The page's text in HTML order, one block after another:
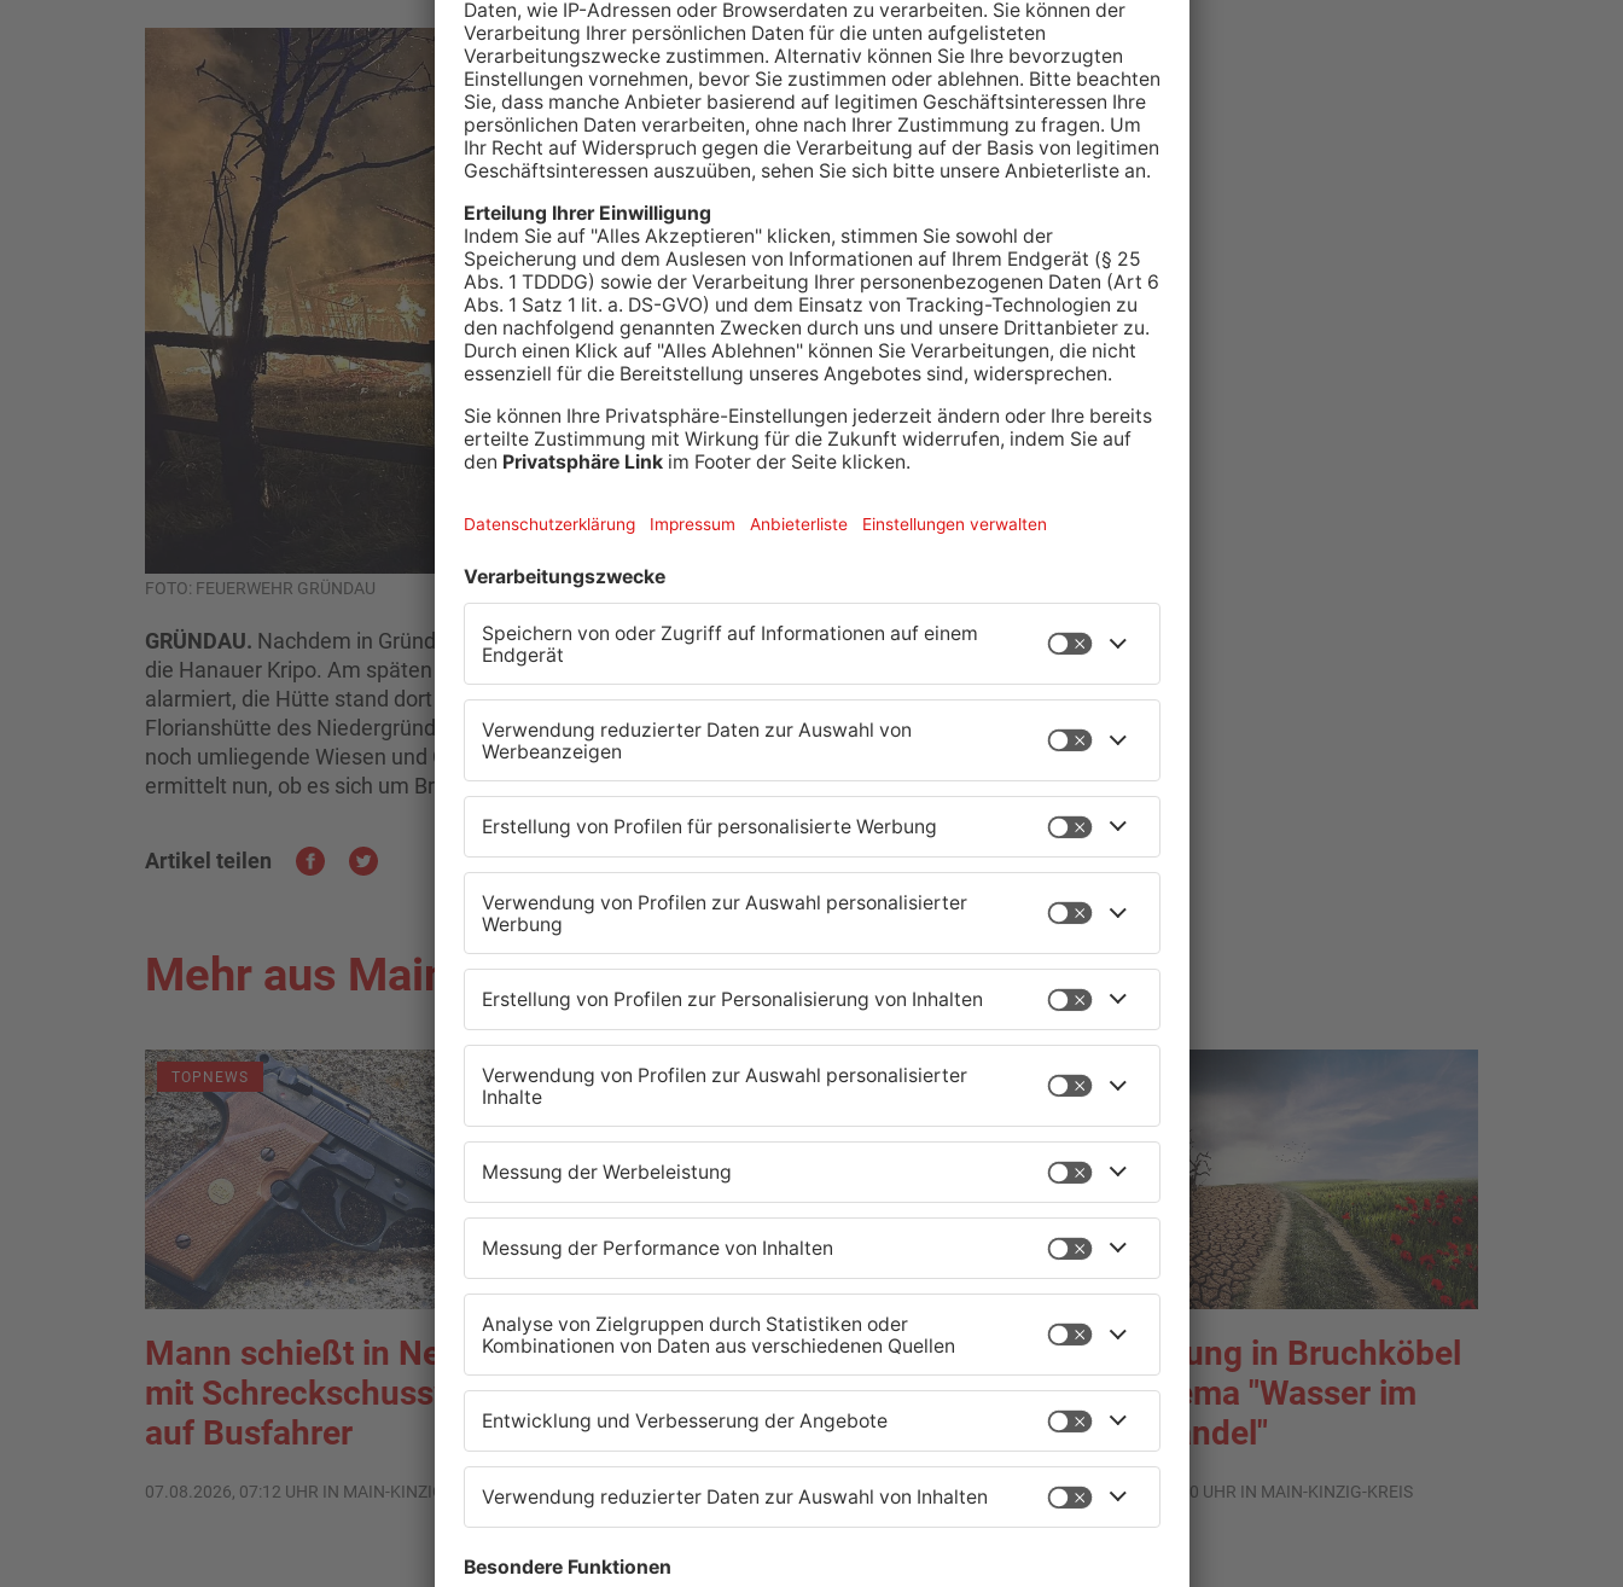
FOTO: FEUERWEHR GRÜNDAU
GRÜNDAU. Nachdem in Gründau eine Wanderhütte komplett abgebrannt ist, ermittelt jetzt
die Hanauer Kripo. Am späten Mittwochabend wurde die Feuerwehr nach Niedergründau
alarmiert, die Hütte stand dort bereits lichterloh in Flammen. Es handelte sich um die
Florianshütte des Niedergründauer Feuerwehrvereins - 30 Feuerwehrleute konnten nur
noch umliegende Wiesen und Gestrüpp vor dem Übergreifen der Flammen retten. Die Kripo
ermittelt nun, ob es sich um Brandstiftung gehandelt hat.
Artikel teilen
Mehr aus Main-Kinzig-Kreis
TOPNEWS
Mann schießt in Neuberg
mit Schreckschusswaffe
auf Busfahrer
07.08.2026, 07:12 UHR IN MAIN-KINZIG-KREIS
Schwerer Unfall zwischen
Langenselbolder Dreieck
und Hanauer Kreuz
07.08.2026, 07:07 UHR IN MAIN-KINZIG-KREIS
Ausstellung in Bruchköbel
zum Thema "Wasser im
Klimawandel"
07.08.2026, 05:00 UHR IN MAIN-KINZIG-KREIS